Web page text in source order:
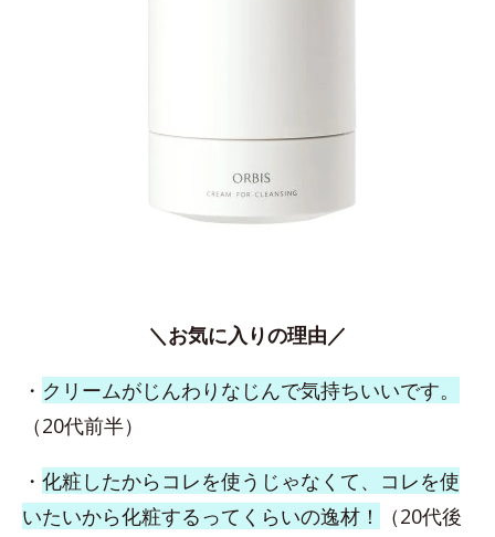
＼お気に入りの理由／
・ クリームがじんわりなじんで気持ちいいです。
（20代前半）
・ 化粧したからコレを使うじゃなくて、コレを使
いたいから化粧するってくらいの逸材！
（20代後